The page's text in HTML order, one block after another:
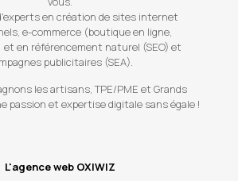
en création de sites internet
e-commerce (boutique en ligne,
et en référencement naturel (SEO) et
publicitaires (SEA).
les artisans, TPE/PME et Grands
passion et expertise digitale sans égale !
L'agence web OXIWIZ